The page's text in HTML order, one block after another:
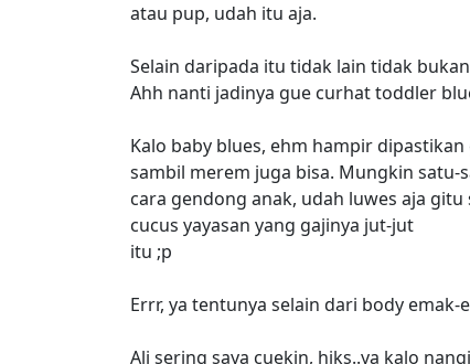
atau pup, udah itu aja.
Selain daripada itu tidak lain tidak
Ahh nanti jadinya gue curhat toddler
Kalo baby blues, ehm hampir
sambil merem juga bisa. Mungkin
cara gendong anak, udah luwes aja
cucus yayasan yang gajinya jut-jut
itu ;p
Errr, ya tentunya selain dari body
Ali sering saya cuekin, hiks..ya kalo